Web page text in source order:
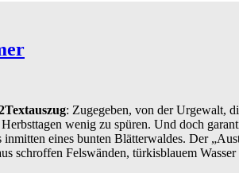
Textauszug: Zugegeben, von der Urgewalt,
wenig zu spüren. Und doch
eines bunten Blätterwaldes. Der
schroffen Felswänden, türkisblauem